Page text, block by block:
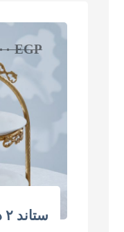
ستاند ٢ دور شياله مقاس ٢٧
٤,٩٠٠EGP